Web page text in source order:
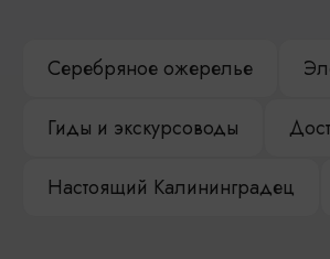
Серебряное ожерелье
Гиды и экскурсоводы
Настоящий Калининградец